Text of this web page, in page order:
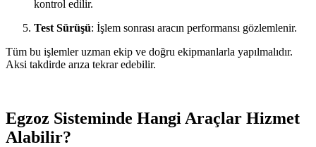
kontrol edilir.
Test Sürüşü: İşlem sonrası aracın performansı gözlemlenir.
Tüm bu işlemler uzman ekip ve doğru ekipmanlarla yapılmalıdır.
Aksi takdirde arıza tekrar edebilir.
Egzoz Sisteminde Hangi Araçlar Hizmet
Alabilir?